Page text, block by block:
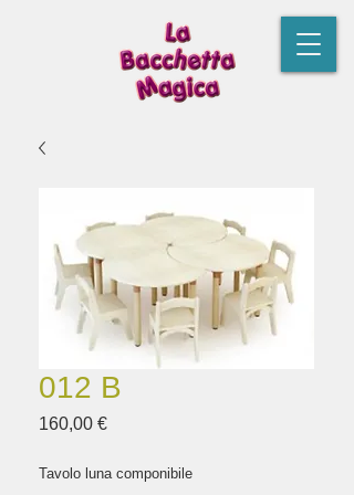
012 B
160,00 €Prezzo
Tavolo luna componibile